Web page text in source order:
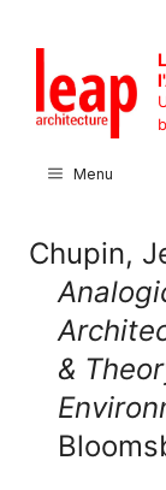
contenu
Menu
Chupin,
&